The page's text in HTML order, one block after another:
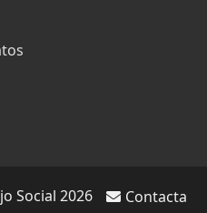
Social 2026
Contacta